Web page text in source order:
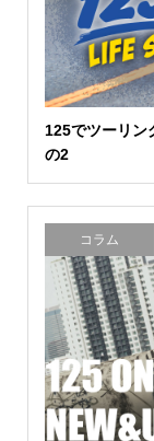
125でツーリン
の2
コラム